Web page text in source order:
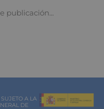
SUJETO A LA
DE